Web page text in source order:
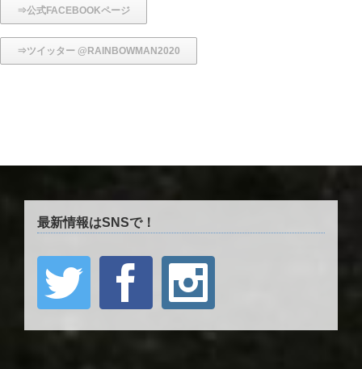
⇒公式FACEBOOKページ
⇒ツイッター @RAINBOWMAN2020
最新情報はSNSで！